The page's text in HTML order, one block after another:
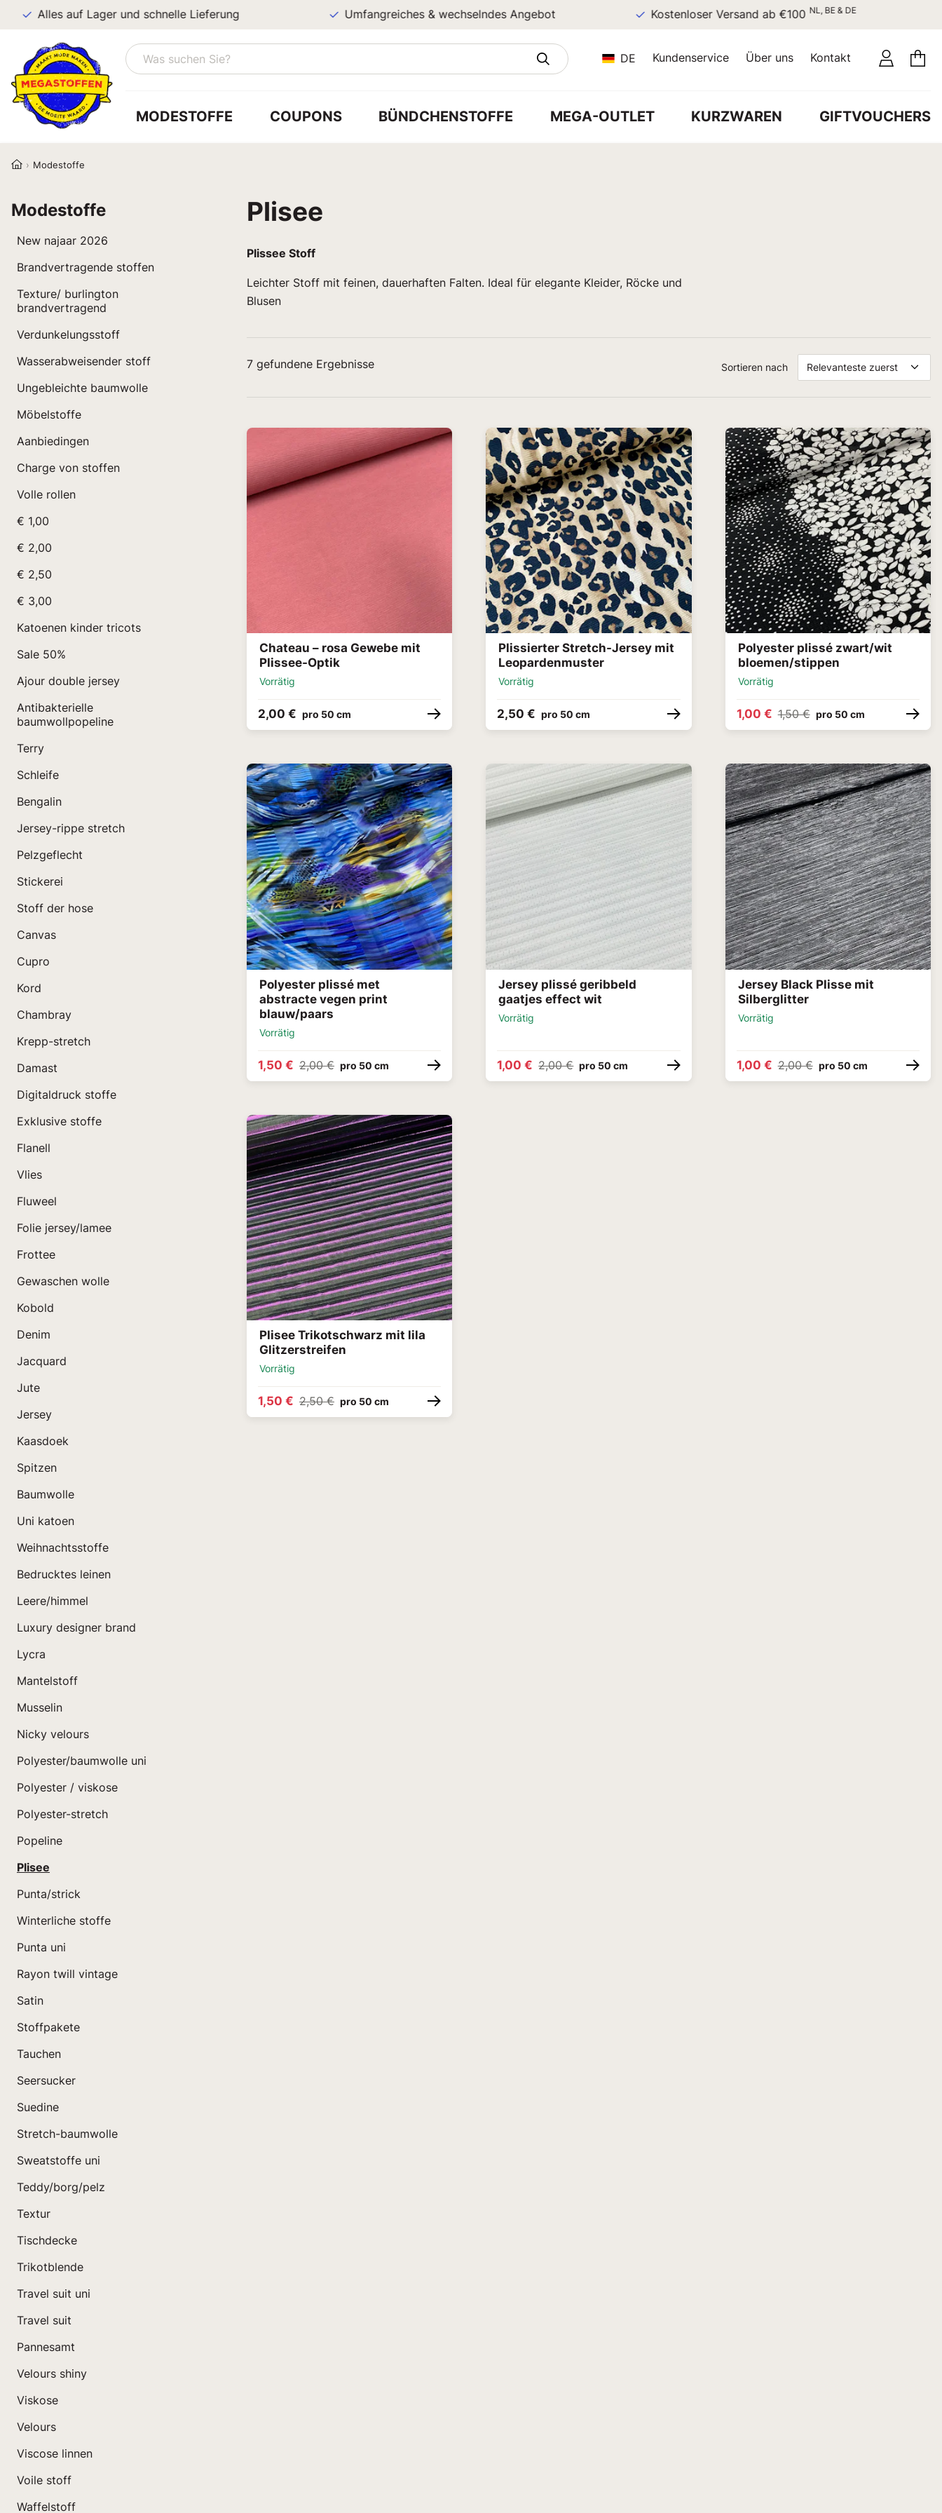
Alles auf Lager und schnelle Lieferung Umfangreiches & wechselndes Angebot Kostenloser Versand ab €100 NL, BE & DE
DE Kundenservice Über uns Kontakt
MODESTOFFE COUPONS BÜNDCHENSTOFFE MEGA-OUTLET KURZWAREN GIFTVOUCHERS
Modestoffe
Modestoffe
New najaar 2026
Brandvertragende stoffen
Texture/ burlington
brandvertragend
Verdunkelungsstoff
Wasserabweisender stoff
Ungebleichte baumwolle
Möbelstoffe
Aanbiedingen
Charge von stoffen
Volle rollen
€ 1,00
€ 2,00
€ 2,50
€ 3,00
Katoenen kinder tricots
Sale 50%
Ajour double jersey
Antibakterielle
baumwollpopeline
Terry
Schleife
Bengalin
Jersey-rippe stretch
Pelzgeflecht
Stickerei
Stoff der hose
Canvas
Cupro
Kord
Chambray
Krepp-stretch
Damast
Digitaldruck stoffe
Exklusive stoffe
Flanell
Vlies
Fluweel
Folie jersey/lamee
Frottee
Gewaschen wolle
Kobold
Denim
Jacquard
Jute
Jersey
Kaasdoek
Spitzen
Baumwolle
Uni katoen
Weihnachtsstoffe
Bedrucktes leinen
Leere/himmel
Luxury designer brand
Lycra
Mantelstoff
Musselin
Nicky velours
Polyester/baumwolle uni
Polyester / viskose
Polyester-stretch
Popeline
Plisee
Punta/strick
Winterliche stoffe
Punta uni
Rayon twill vintage
Satin
Stoffpakete
Tauchen
Seersucker
Suedine
Stretch-baumwolle
Sweatstoffe uni
Teddy/borg/pelz
Textur
Tischdecke
Trikotblende
Travel suit uni
Travel suit
Pannesamt
Velours shiny
Viskose
Velours
Viscose linnen
Voile stoff
Waffelstoff
Plisee
Plissee Stoff
Leichter Stoff mit feinen, dauerhaften Falten. Ideal für elegante Kleider, Röcke und
Blusen
Sortieren nach Relevanteste zuerst
7 gefundene Ergebnisse
Chateau – rosa Gewebe mit
Plissee-Optik
Vorrätig
2,00 € pro 50 cm
Plissierter Stretch-Jersey mit
Leopardenmuster
Vorrätig
2,50 € pro 50 cm
Polyester plissé zwart/wit
bloemen/stippen
Vorrätig
1,00 € 1,50 € pro 50 cm
Polyester plissé met
abstracte vegen print
blauw/paars
Vorrätig
1,50 € 2,00 € pro 50 cm
Jersey plissé geribbeld
gaatjes effect wit
Vorrätig
1,00 € 2,00 € pro 50 cm
Jersey Black Plisse mit
Silberglitter
Vorrätig
1,00 € 2,00 € pro 50 cm
Plisee Trikotschwarz mit lila
Glitzerstreifen
Vorrätig
1,50 € 2,50 € pro 50 cm